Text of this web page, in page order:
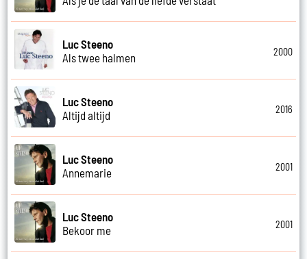
Luc Steeno
Als twee halmen
2000
Luc Steeno
Altijd altijd
2016
Luc Steeno
Annemarie
2001
Luc Steeno
Bekoor me
2001